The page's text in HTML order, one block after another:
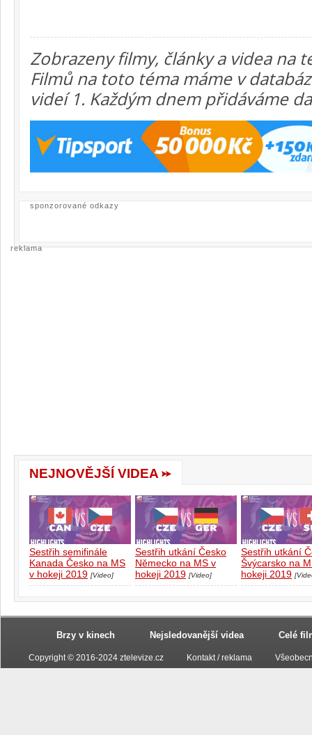
Zobrazeny filmy, články a videa na
Filmů na toto téma máme v
videí 1. Každým dnem přidáváme
sponzorované odkazy
reklama
NEJNOVĚJŠÍ VIDEA
Sestřih semifinále
Kanada Česko na MS
v hokeji 2019 [Video]
Sestřih utkání Česko
Německo na MS v
hokeji 2019 [Video]
Sestřih utkání
Švýcarsko na
hokeji 2019
Brzy v kinech Nejsledovanější videa Celé
Copyright © 2016-2024 ztelevize.cz Kontakt / reklama